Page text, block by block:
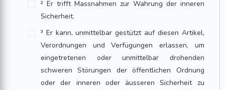
² Er trifft Massnahmen zur Wahrung der inneren
Sicherheit.
³ Er kann, unmittelbar gestützt auf diesen Artikel,
Verordnungen und Verfügungen erlassen, um
eingetretenen oder unmittelbar drohenden
schweren Störungen der öffentlichen Ordnung
oder der inneren oder äusseren Sicherheit zu